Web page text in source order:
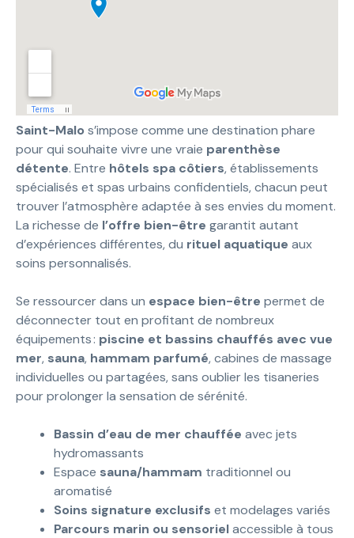
Saint-Malo s’impose comme une destination phare
pour qui souhaite vivre une vraie parenthèse
détente. Entre hôtels spa côtiers, établissements
spécialisés et spas urbains confidentiels, chacun peut
trouver l’atmosphère adaptée à ses envies du moment.
La richesse de l’offre bien-être garantit autant
d’expériences différentes, du rituel aquatique aux
soins personnalisés.
Se ressourcer dans un espace bien-être permet de
déconnecter tout en profitant de nombreux
équipements : piscine et bassins chauffés avec vue
mer, sauna, hammam parfumé, cabines de massage
individuelles ou partagées, sans oublier les tisaneries
pour prolonger la sensation de sérénité.
Bassin d’eau de mer chauffée avec jets
hydromassants
Espace sauna/hammam traditionnel ou
aromatisé
Soins signature exclusifs et modelages variés
Parcours marin ou sensorielaccessible à tous